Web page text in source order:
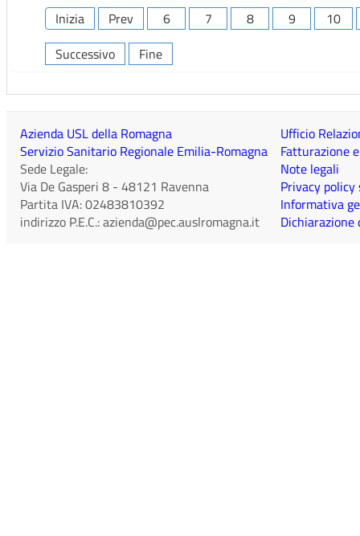
Inizia Prev 6 7 8 9
10
Successivo
Fine
Azienda USL della Romagna
Servizio Sanitario Regionale Emilia-Romagna
Sede Legale:
Via De Gasperi 8 - 48121 Ravenna
Partita IVA:02483810392
indirizzo P.E.C.:azienda@pec.auslromagna.it
Ufficio
Fatturazione
Note legali
Privacy
Informativa
Dichiarazione